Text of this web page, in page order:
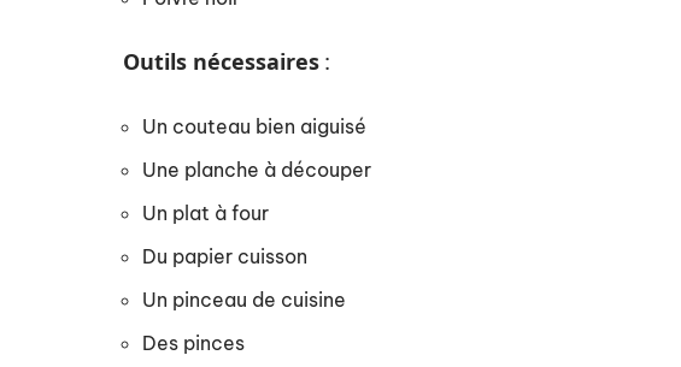
Outils nécessaires :
Un couteau bien aiguisé
Une planche à découper
Un plat à four
Du papier cuisson
Un pinceau de cuisine
Des pinces